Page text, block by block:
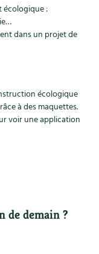
écologique :
dans un projet de
écologique
à des maquettes.
voir une application
de demain ?